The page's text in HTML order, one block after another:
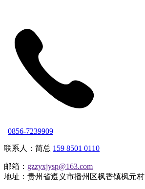
0856-7239909
联系人：简总 159 8501 0110
邮箱： gzzyxjysp@163.com
地址：贵州省遵义市播州区枫香镇枫元村